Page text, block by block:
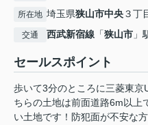
所在地 埼玉県狭山市中央３丁
交通 西武新宿線 「狭山市 」
セールスポイント
歩いて3分のところに三菱東京
ちらの土地は前面道路6m以上
い土地です！防犯面が不安な